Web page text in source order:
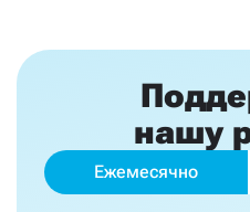
нашу
Ежемесячно